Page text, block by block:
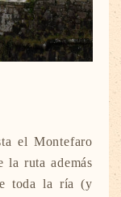
el Montefaro
la ruta además
toda la ría (y